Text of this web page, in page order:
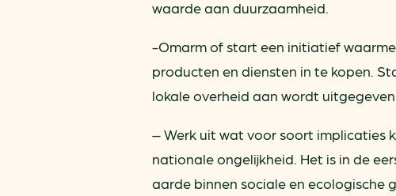
waarde aan duurzaamheid.
-Omarm of start een initiatief
producten en diensten in te kopen.
lokale overheid aan wordt
– Werk uit wat voor soort implicaties
nationale ongelijkheid. Het is in de
aarde binnen sociale en ecologische